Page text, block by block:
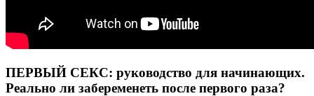
ПЕРВЫЙ СЕКС: руководство для начинающих.
Реально ли забеременеть после первого раза?